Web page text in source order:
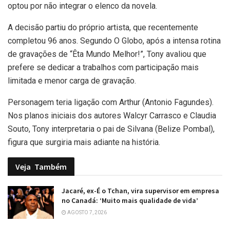
optou por não integrar o elenco da novela.
A decisão partiu do próprio artista, que recentemente
completou 96 anos. Segundo O Globo, após a intensa rotina
de gravações de “Êta Mundo Melhor!”, Tony avaliou que
prefere se dedicar a trabalhos com participação mais
limitada e menor carga de gravação.
Personagem teria ligação com Arthur (Antonio Fagundes).
Nos planos iniciais dos autores Walcyr Carrasco e Claudia
Souto, Tony interpretaria o pai de Silvana (Belize Pombal),
figura que surgiria mais adiante na história.
Veja Também
Jacaré, ex-É o Tchan, vira supervisor em empresa
no Canadá: ‘Muito mais qualidade de vida’
AGOSTO 7, 2026